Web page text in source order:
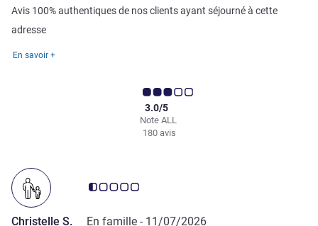
Avis 100% authentiques de nos clients ayant séjourné à cette
adresse
En savoir +
Note ALL
3.0/5
180 avis
Note Avis clients 0.5/5
Christelle S. En famille - 11/07/2026